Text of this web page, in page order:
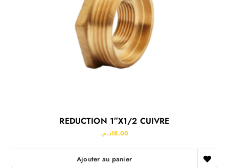
REDUCTION 1″x1/2 CUIVRE
18.00د.م.
Ajouter au panier